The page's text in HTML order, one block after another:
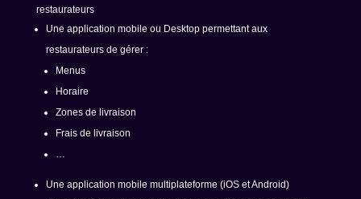
restaurateurs
Une application mobile ou Desktop permettant aux
restaurateurs de gérer :
Menus
Horaire
Zones de livraison
Frais de livraison
…
Une application mobile multiplateforme (iOS et Android)